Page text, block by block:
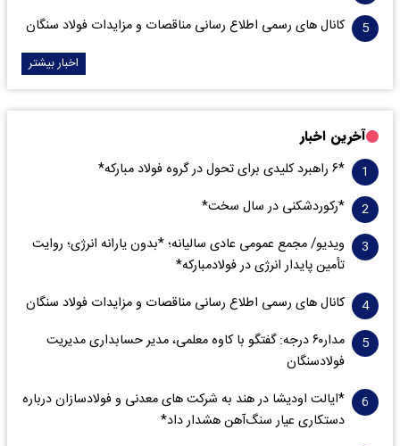
کانال های رسمی اطلاع رسانی مناقصات و مزایدات فولاد سنگان
اخبار بیشتر
آخرین اخبار
*۶ راهبرد کلیدی برای تحول در گروه فولاد مبارکه*
*رکوردشکنی در سال سخت*
ویدیو/ مجمع عمومی عادی سالیانه؛ *بدون یارانه انرژی؛ روایت
تأمین پایدار انرژی در فولادمبارکه*
کانال های رسمی اطلاع رسانی مناقصات و مزایدات فولاد سنگان
مدار‌۶٠ درجه: گفتگو با کاوه معلمی، مدیر حسابداری مدیریت
فولادسنگان
*ایالت اودیشا در هند به شرکت های معدنی و فولادسازان درباره
دستکاری عیار سنگ‌آهن هشدار داد*